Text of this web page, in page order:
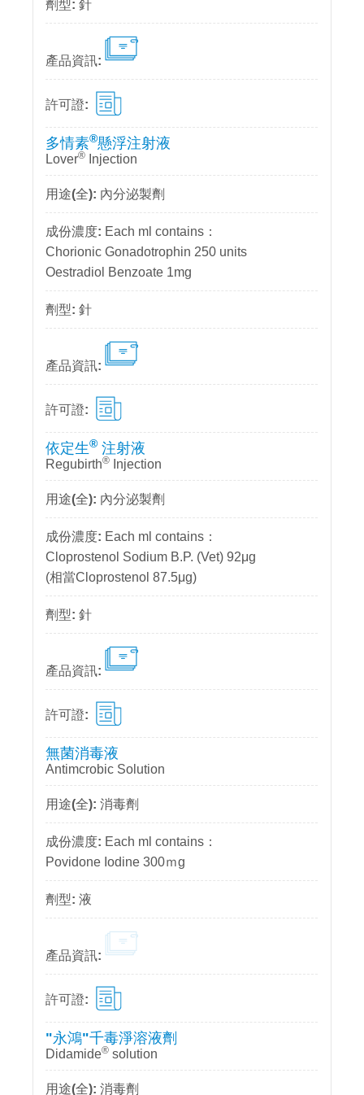
針
多情素®懸浮注射液
Lover® Injection
內分泌製劑
Each ml contains：
Chorionic Gonadotrophin 250 units
Oestradiol Benzoate 1mg
針
依定生® 注射液
Regubirth® Injection
內分泌製劑
Each ml contains：
Cloprostenol Sodium B.P. (Vet) 92μg
(相當Cloprostenol 87.5μg)
針
無菌消毒液
Antimcrobic Solution
消毒劑
Each ml contains：
Povidone Iodine 300ｍg
液
"永鴻"千毒淨溶液劑
Didamide® solution
消毒劑